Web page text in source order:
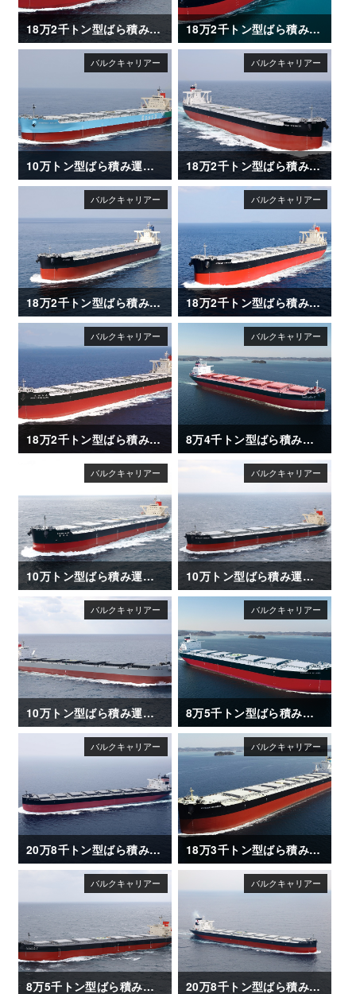
18万2千トン型ばら積み運搬船「OCEAN ASIA」 18万2千トン型ばら積み運搬船「FRONTIER JASMINE」
10万トン型ばら積み運搬船「ENERGIA AZALEA」 18万2千トン型ばら積み運搬船「FIRST ETERNITY」
18万2千トン型ばら積み運搬船「FLORIDA」 18万2千トン型ばら積み運搬船「GRAND SAKURA」
18万2千トン型ばら積み運搬船「AWAJISAN MARU（淡路山丸）」 8万4千トン型ばら積み運搬船「SAIKAI MARU II」
10万トン型ばら積み運搬船「KAGAWA MARU」竣工 10万トン型ばら積み運搬船「BRILLIANT MERCURY」竣工
10万トン型ばら積み運搬船「CAPE ACE」竣工 8万5千トン型ばら積み運搬船「CAMELLIA ISLAND」
20万8千トン型ばら積み運搬船「METIS HORIZON」竣工 18万3千トン型ばら積み運搬船「OCEAN DRAGON」
8万5千トン型ばら積み運搬船「ISHIZUCHI Ⅱ」 20万8千トン型ばら積み運搬船「SANTA ISABEL」竣工